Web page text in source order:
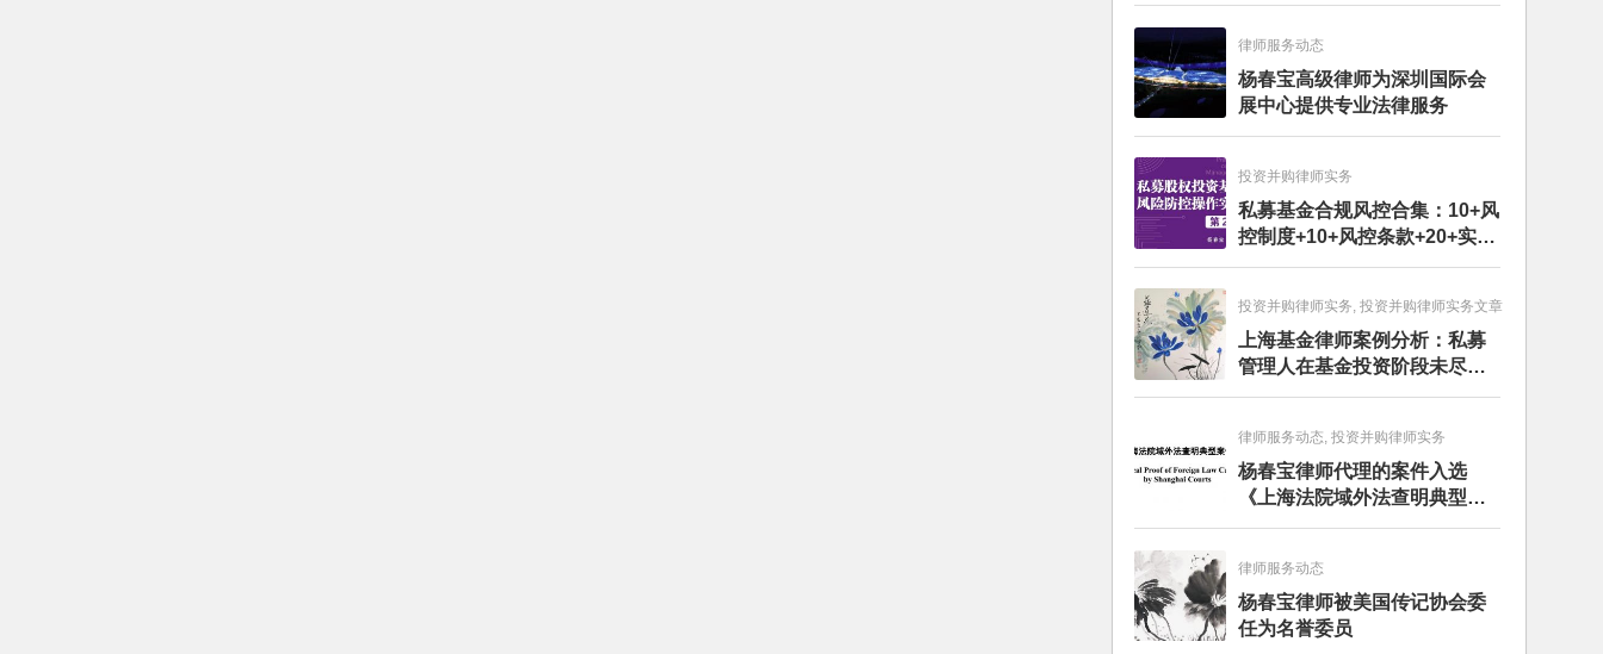
律师服务动态
杨春宝高级律师为深圳国际会
展中心提供专业法律服务
投资并购律师实务
私募基金合规风控合集：10+风
控制度+10+风控条款+20+实务
文章+每月动态
投资并购律师实务, 投资并购律师实务文章
上海基金律师案例分析：私募
管理人在基金投资阶段未尽勤
勉义务的赔偿责任
律师服务动态, 投资并购律师实务
杨春宝律师代理的案件入选
《上海法院域外法查明典型案
例》
律师服务动态
杨春宝律师被美国传记协会委
任为名誉委员